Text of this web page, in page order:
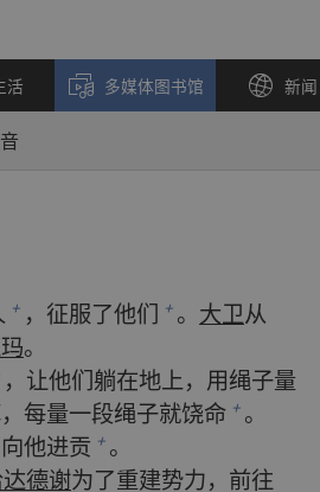
活 多媒体图书馆 新闻
+ ， 征服了他们 + 。 大卫从
。
， 让他们躺在地上， 用绳子量
， 每量一段绳子就饶命 + 。
向他进贡 + 。
德谢为了重建势力， 前往